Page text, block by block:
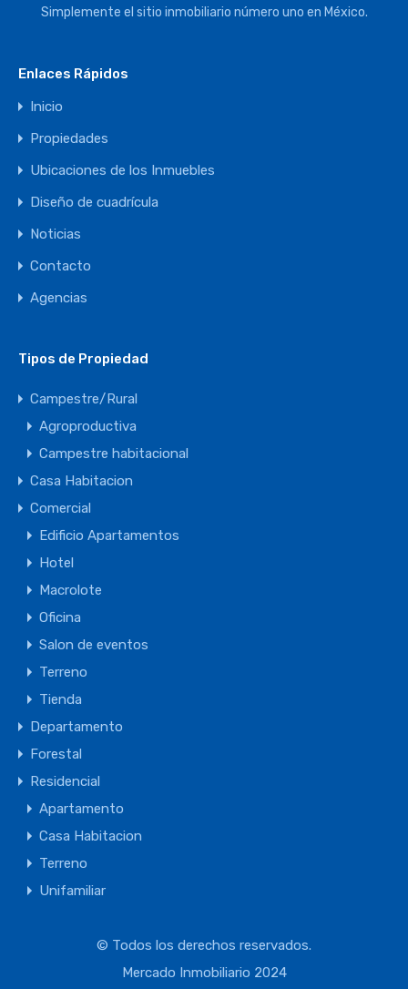
Simplemente el sitio inmobiliario número uno en México.
Enlaces Rápidos
Inicio
Propiedades
Ubicaciones de los Inmuebles
Diseño de cuadrícula
Noticias
Contacto
Agencias
Tipos de Propiedad
Campestre/Rural
Agroproductiva
Campestre habitacional
Casa Habitacion
Comercial
Edificio Apartamentos
Hotel
Macrolote
Oficina
Salon de eventos
Terreno
Tienda
Departamento
Forestal
Residencial
Apartamento
Casa Habitacion
Terreno
Unifamiliar
© Todos los derechos reservados.
Mercado Inmobiliario 2024